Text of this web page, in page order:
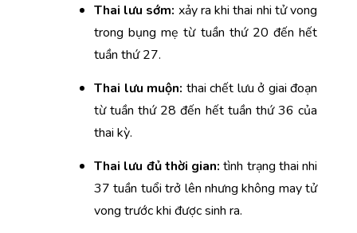
Thai lưu sớm: xảy ra khi thai nhi tử vong
trong bụng mẹ từ tuần thứ 20 đến hết
tuần thứ 27.
Thai lưu muộn: thai chết lưu ở giai đoạn
từ tuần thứ 28 đến hết tuần thứ 36 của
thai kỳ.
Thai lưu đủ thời gian: tình trạng thai nhi
37 tuần tuổi trở lên nhưng không may tử
vong trước khi được sinh ra.